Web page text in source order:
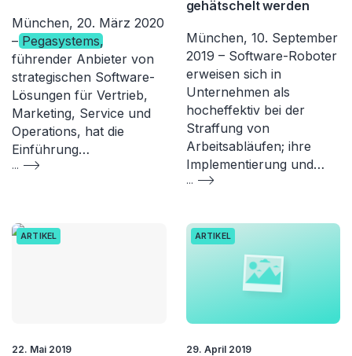
München, 20. März 2020
– Pegasystems,
führender Anbieter von
strategischen Software-
Lösungen für Vertrieb,
Marketing, Service und
Operations, hat die
Einführung…
...
gehätschelt werden
München, 10. September
2019 – Software-Roboter
erweisen sich in
Unternehmen als
hocheffektiv bei der
Straffung von
Arbeitsabläufen; ihre
Implementierung und…
...
ARTIKEL
22. Mai 2019
ARTIKEL
29. April 2019